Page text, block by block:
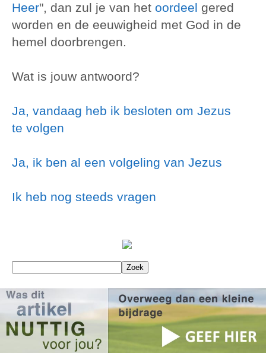
Heer", dan zul je van het oordeel gered
worden en de eeuwigheid met God in de
hemel doorbrengen.
Wat is jouw antwoord?
Ja, vandaag heb ik besloten om Jezus
te volgen
Ja, ik ben al een volgeling van Jezus
Ik heb nog steeds vragen